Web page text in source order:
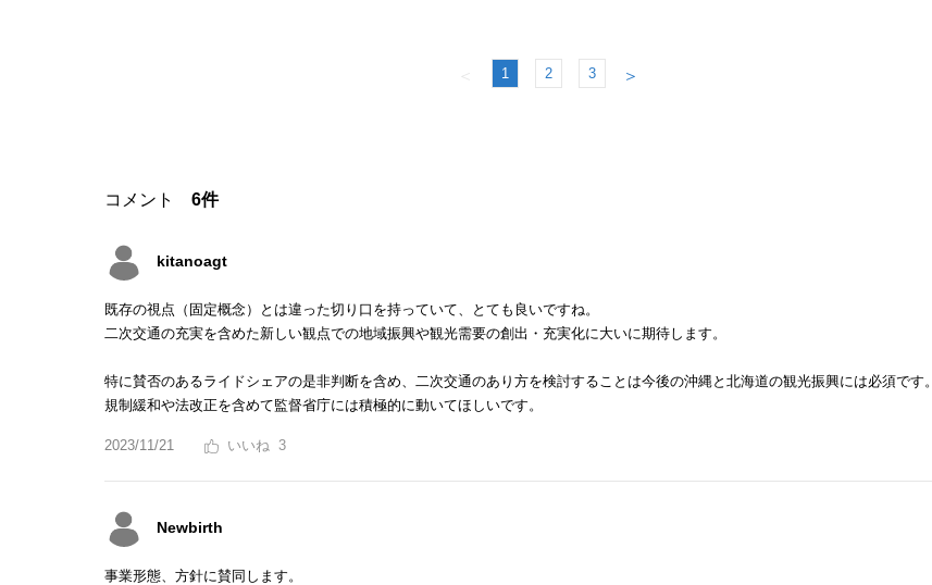
＜ 1 2 3 ＞
コメント 6件
kitanoagt
既存の視点（固定概念）とは違った切り口を持っていて、とても良いですね。
二次交通の充実を含めた新しい観点での地域振興や観光需要の創出・充実化に大いに期待します。
特に賛否のあるライドシェアの是非判断を含め、二次交通のあり方を検討することは今後の沖縄と北海道の観光振興には必須です。
規制緩和や法改正を含めて監督省庁には積極的に動いてほしいです。
2023/11/21 3
Newbirth
事業形態、方針に賛同します。